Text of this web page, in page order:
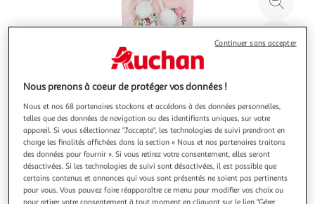
à
100
le
Illustration
précédente
Illustration
suivante
DOUCEUR D'INTÉRIEUR
Bouillotte polaire imprimé chevreuil 34cm rose
Nous prenons à coeur de protéger vos données !
Nous et nos 68 partenaires stockons et accédons à des données personnelles,
telles que des données de navigation ou des identifiants uniques, sur votre
appareil. Si vous sélectionnez "J'accepte", les technologies de suivi prendront en
charge les finalités affichées dans la section « Nous et nos partenaires traitons
des données pour fournir ». Si vous retirez votre consentement, elles seront
désactivées. Si les technologies de suivi sont désactivées, il est possible que
certains contenus et annonces qui vous sont présentés ne soient pas pertinents
pour vous. Vous pouvez faire réapparaître ce menu pour modifier vos choix ou
pour retirer votre consentement à tout moment en cliquant sur le lien "Gérer
Continuer sans accepter